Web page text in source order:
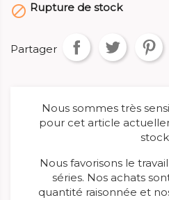
 Rupture de stock
Partager
Nous sommes très
pour cet article
Nous favorisons le
séries. Nos achats
quantité raisonnée et